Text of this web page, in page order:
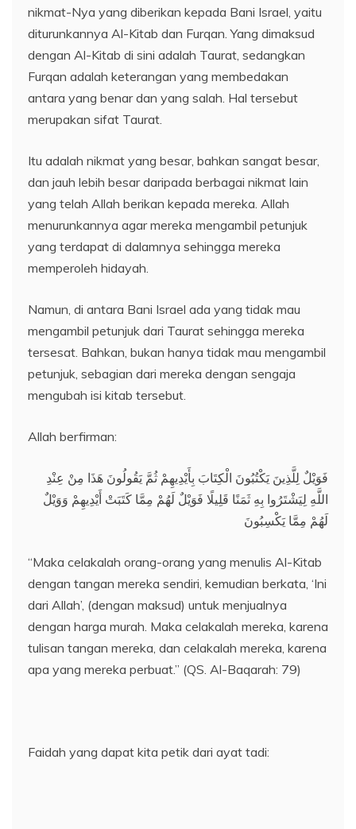
nikmat-Nya yang diberikan kepada Bani Israel, yaitu
diturunkannya Al-Kitab dan Furqan. Yang dimaksud
dengan Al-Kitab di sini adalah Taurat, sedangkan
Furqan adalah keterangan yang membedakan
antara yang benar dan yang salah. Hal tersebut
merupakan sifat Taurat.
Itu adalah nikmat yang besar, bahkan sangat besar,
dan jauh lebih besar daripada berbagai nikmat lain
yang telah Allah berikan kepada mereka. Allah
menurunkannya agar mereka mengambil petunjuk
yang terdapat di dalamnya sehingga mereka
memperoleh hidayah.
Namun, di antara Bani Israel ada yang tidak mau
mengambil petunjuk dari Taurat sehingga mereka
tersesat. Bahkan, bukan hanya tidak mau mengambil
petunjuk, sebagian dari mereka dengan sengaja
mengubah isi kitab tersebut.
Allah berfirman:
فَوَيْلٌ لِلَّذِينَ يَكْتُبُونَ الْكِتَابَ بِأَيْدِيهِمْ ثُمَّ يَقُولُونَ هَذَا مِنْ عِنْدِ
اللَّهِ لِيَشْتَرُوا بِهِ ثَمَنًا قَلِيلًا فَوَيْلٌ لَهُمْ مِمَّا كَتَبَتْ أَيْدِيهِمْ وَوَيْلٌ
لَهُمْ مِمَّا يَكْسِبُونَ
“Maka celakalah orang-orang yang menulis Al-Kitab
dengan tangan mereka sendiri, kemudian berkata, ‘Ini
dari Allah’, (dengan maksud) untuk menjualnya
dengan harga murah. Maka celakalah mereka, karena
tulisan tangan mereka, dan celakalah mereka, karena
apa yang mereka perbuat.” (QS. Al-Baqarah: 79)
Faidah yang dapat kita petik dari ayat tadi: